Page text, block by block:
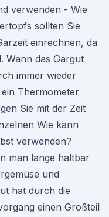
verwenden - Wie
sollten Sie
einrechnen, da
Wann das Gargut
immer wieder
Thermometer
Sie mit der Zeit
Wie kann
verwenden?
man lange haltbar
und
hat durch die
einen Großteil